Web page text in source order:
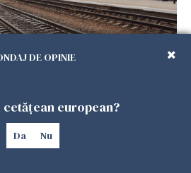
trenurile spre Roma și
până la 3 ore
DE OPINIE
european?
Da Nu